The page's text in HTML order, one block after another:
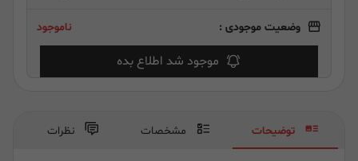
وضعیت موجودی : ناموجود
موجود شد اطلاع بده